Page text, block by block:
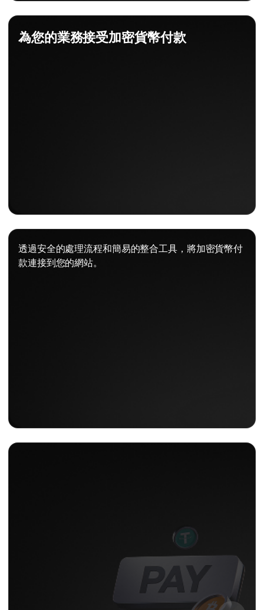
為您的業務接受加密貨幣付款
透過安全的處理流程和簡易的整合工具，將加密貨幣付
款連接到您的網站。